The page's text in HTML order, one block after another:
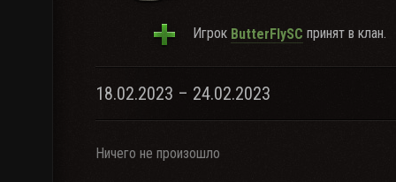
Игрок ButterFlySC принят в клан.
18.02.2023 – 24.02.2023
Ничего не произошло